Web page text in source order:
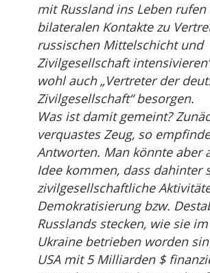
mit Russland ins Leben
bilateralen Kontakte zu
russischen Mittelschicht und
Zivilgesellschaft
wohl auch „Vertreter der
Zivilgesellschaft“ besorgen.
Was ist damit gemeint?
verquastes Zeug, so
Antworten. Man könnte aber
Idee kommen, dass dahinter
zivilgesellschaftliche
Demokratisierung bzw.
Russlands stecken, wie sie
Ukraine betrieben worden
USA mit 5 Milliarden $